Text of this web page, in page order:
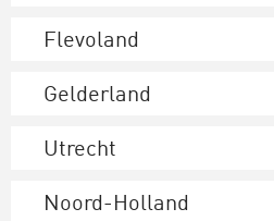
Flevoland
Gelderland
Utrecht
Noord-Holland